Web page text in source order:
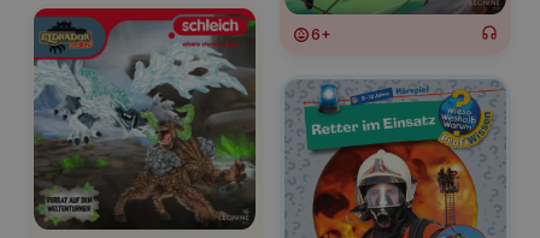
6+